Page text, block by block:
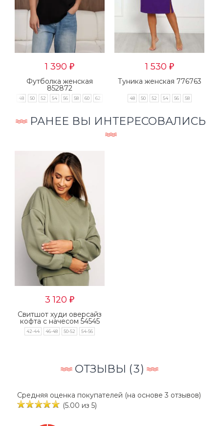
1 390 ₽
Футболка женская
852872
48 50 52 54 56 58 60 62
1 530 ₽
Туника женская 776763
48 50 52 54 56 58
РАНЕЕ ВЫ ИНТЕРЕСОВАЛИСЬ
3 120 ₽
Свитшот худи оверсайз
кофта с начесом 54545
42-44 46-48 50-52 54-56
ОТЗЫВЫ (3)
Средняя оценка покупателей (на основе 3 отзывов)
(5.00 из 5)